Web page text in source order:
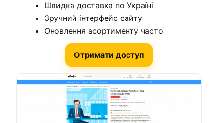
Швидка доставка по Україні
Зручний інтерфейс сайту
Оновлення асортименту часто
Отримати доступ